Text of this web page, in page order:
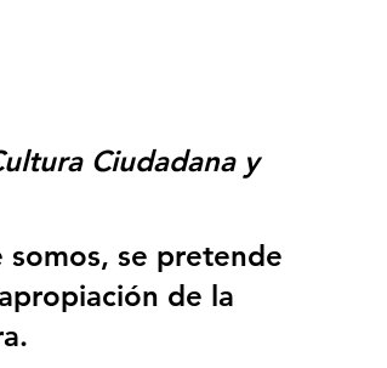
Ciudadana y
somos, se pretende
de la